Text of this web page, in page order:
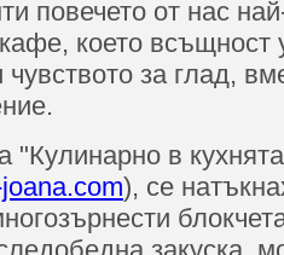
повечето от нас
което всъщност
за глад,
"Кулинарно в
), се